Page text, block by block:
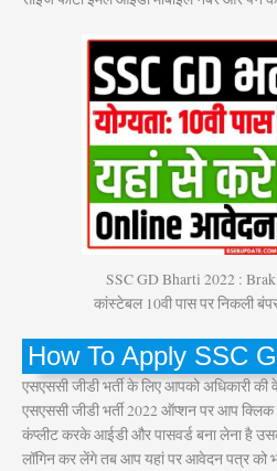
SSC GD Bharti 2022 :
कांस्टेबल 10वी पास पर निकली
How To Apply SSC
एसएससी जीडी भर्ती के लिए आपको अधिकारी
एसएससी जीडी भर्ती 2022 ऑप्शन पर आप
कंप्लीट करके आईडी और पासवर्ड बना लेना है
लॉगिन कर लेंगे तब आप यहां पर आवेदन पत्र को